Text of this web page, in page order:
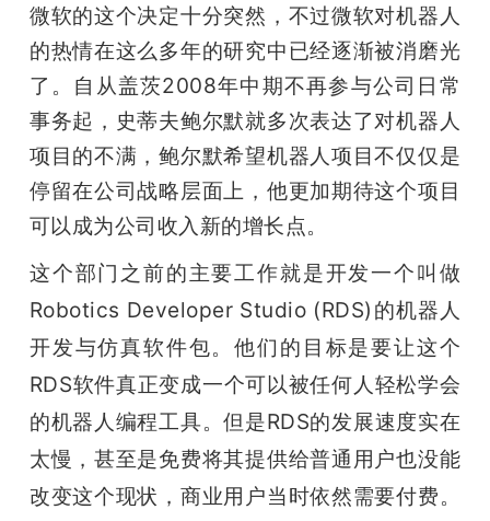
微软的这个决定十分突然，不过微软对机器人
的热情在这么多年的研究中已经逐渐被消磨光
了。自从盖茨2008年中期不再参与公司日常
事务起，史蒂夫鲍尔默就多次表达了对机器人
项目的不满，鲍尔默希望机器人项目不仅仅是
停留在公司战略层面上，他更加期待这个项目
可以成为公司收入新的增长点。
这个部门之前的主要工作就是开发一个叫做
Robotics Developer Studio (RDS)的机器人
开发与仿真软件包。他们的目标是要让这个
RDS软件真正变成一个可以被任何人轻松学会
的机器人编程工具。但是RDS的发展速度实在
太慢，甚至是免费将其提供给普通用户也没能
改变这个现状，商业用户当时依然需要付费。